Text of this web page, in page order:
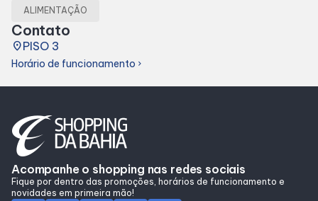
Eventos
Fique por Dentro
Lojas e Restaurantes
Lojas
Alimentação
ALIMENTAÇÃO
Contato
placePISO 3
Horário de funcionamento chevron_right
Acompanhe o shopping nas redes sociais
Fique por dentro das promoções, horários de funcionamento e
novidades em primeira mão!